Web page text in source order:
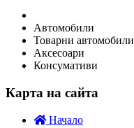
Автомобили
Товарни автомобили
Аксесоари
Консумативи
Карта на сайта
Начало